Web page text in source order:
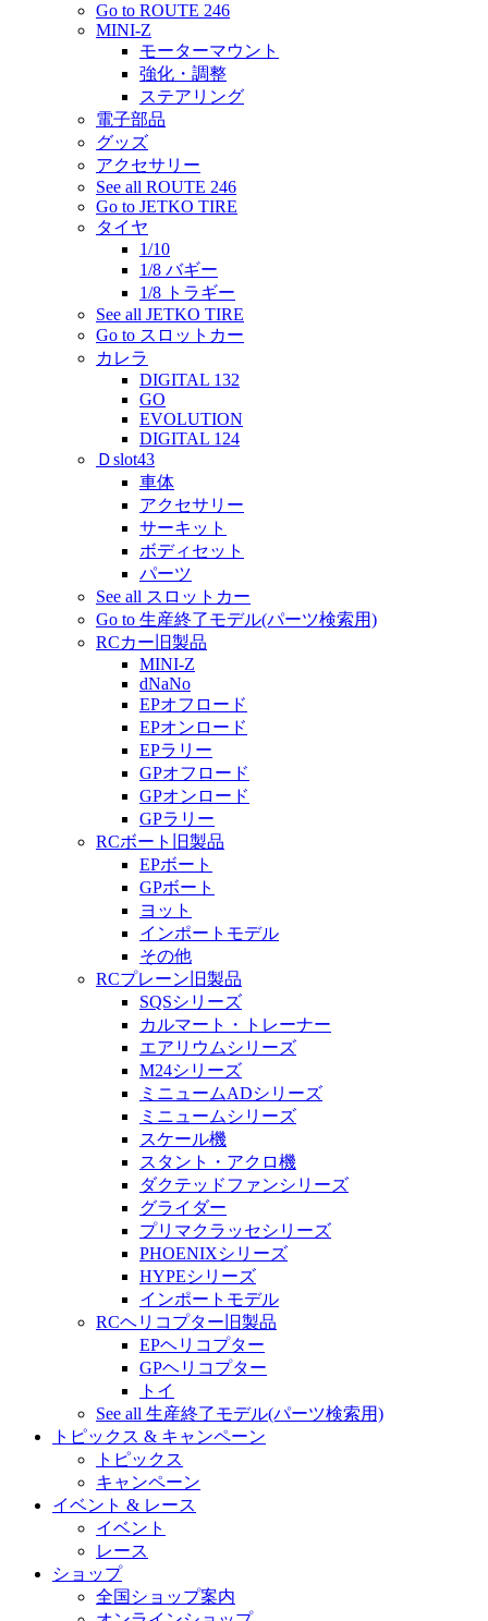
Go to ROUTE 246
MINI-Z
モーターマウント
強化・調整
ステアリング
電子部品
グッズ
アクセサリー
See all ROUTE 246
Go to JETKO TIRE
タイヤ
1/10
1/8 バギー
1/8 トラギー
See all JETKO TIRE
Go to スロットカー
カレラ
DIGITAL 132
GO
EVOLUTION
DIGITAL 124
Ｄslot43
車体
アクセサリー
サーキット
ボディセット
パーツ
See all スロットカー
Go to 生産終了モデル(パーツ検索用)
RCカー旧製品
MINI-Z
dNaNo
EPオフロード
EPオンロード
EPラリー
GPオフロード
GPオンロード
GPラリー
RCボート旧製品
EPボート
GPボート
ヨット
インポートモデル
その他
RCプレーン旧製品
SQSシリーズ
カルマート・トレーナー
エアリウムシリーズ
M24シリーズ
ミニュームADシリーズ
ミニュームシリーズ
スケール機
スタント・アクロ機
ダクテッドファンシリーズ
グライダー
プリマクラッセシリーズ
PHOENIXシリーズ
HYPEシリーズ
インポートモデル
RCヘリコプター旧製品
EPヘリコプター
GPヘリコプター
トイ
See all 生産終了モデル(パーツ検索用)
トピックス & キャンペーン
トピックス
キャンペーン
イベント & レース
イベント
レース
ショップ
全国ショップ案内